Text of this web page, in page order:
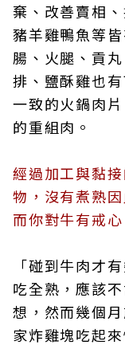
棄、改善賣相
豬羊雞鴨魚等
腸、火腿、貢
排、鹽酥雞也
一致的火鍋肉
的重組肉。
經過加工與黏
物，沒有煮熟
而你對牛有戒
「碰到牛肉才
吃全熟，應該
想，然而幾個
家炸雞塊吃起